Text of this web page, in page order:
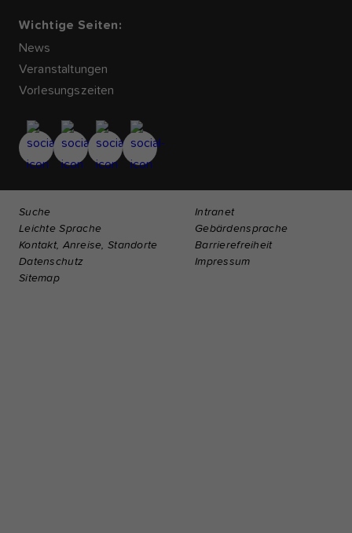
Wichtige Seiten:
News
Veranstaltungen
Vorlesungszeiten
Suche
Intranet
Leichte Sprache
Gebärdensprache
Kontakt, Anreise, Standorte
Barrierefreiheit
Datenschutz
Impressum
Sitemap